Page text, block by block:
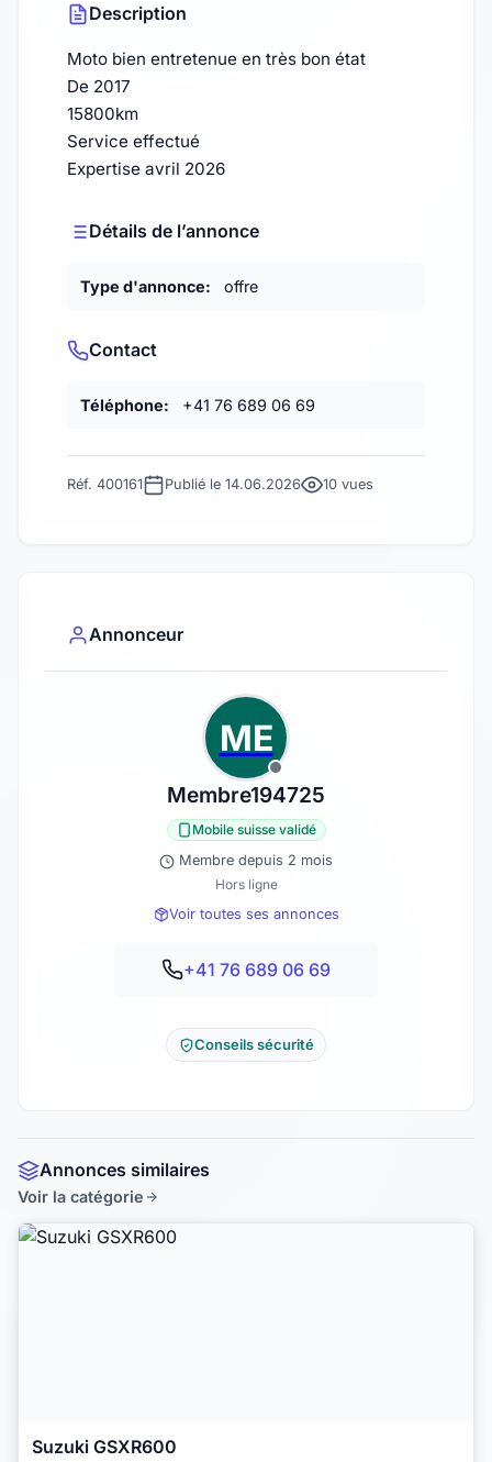
Description
Moto bien entretenue en très bon état
De 2017
15800km
Service effectué
Expertise avril 2026
Détails de l’annonce
Type d'annonce: offre
Contact
Téléphone: +41 76 689 06 69
Réf. 400161 Publié le 14.06.2026 10 vues
Annonceur
ME
Membre194725
Mobile suisse validé
Membre depuis 2 mois
Hors ligne
Voir toutes ses annonces
+41 76 689 06 69
Conseils sécurité
Annonces similaires
Voir la catégorie
Suzuki GSXR600